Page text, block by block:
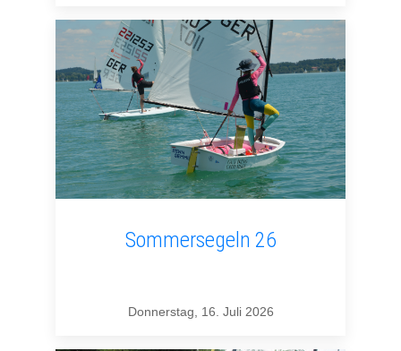
Sommersegeln 26
Donnerstag, 16. Juli 2026